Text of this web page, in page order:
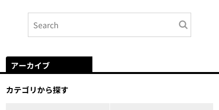
アーカイブ
カテゴリから探す